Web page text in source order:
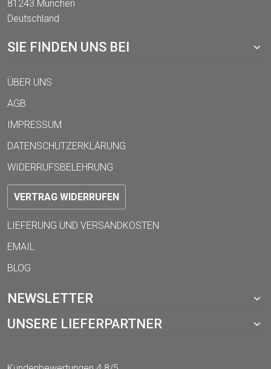
Leienfelsstr. 28
81243 München
VERTRAG WIDERRUFEN